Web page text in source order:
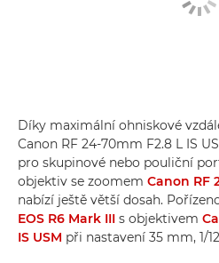
Díky maximální ohniskové
Canon RF 24-70mm F2.8 L IS
pro skupinové nebo pouliční
objektiv se zoomem Canon RF
nabízí ještě větší dosah.
EOS R6 Mark III s objektivem
IS USM při nastavení 35 mm, 1/